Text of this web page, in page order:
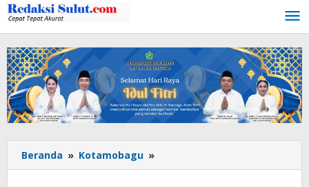
Lewati
ke
konten
Beranda » Kotamobagu »
Wali